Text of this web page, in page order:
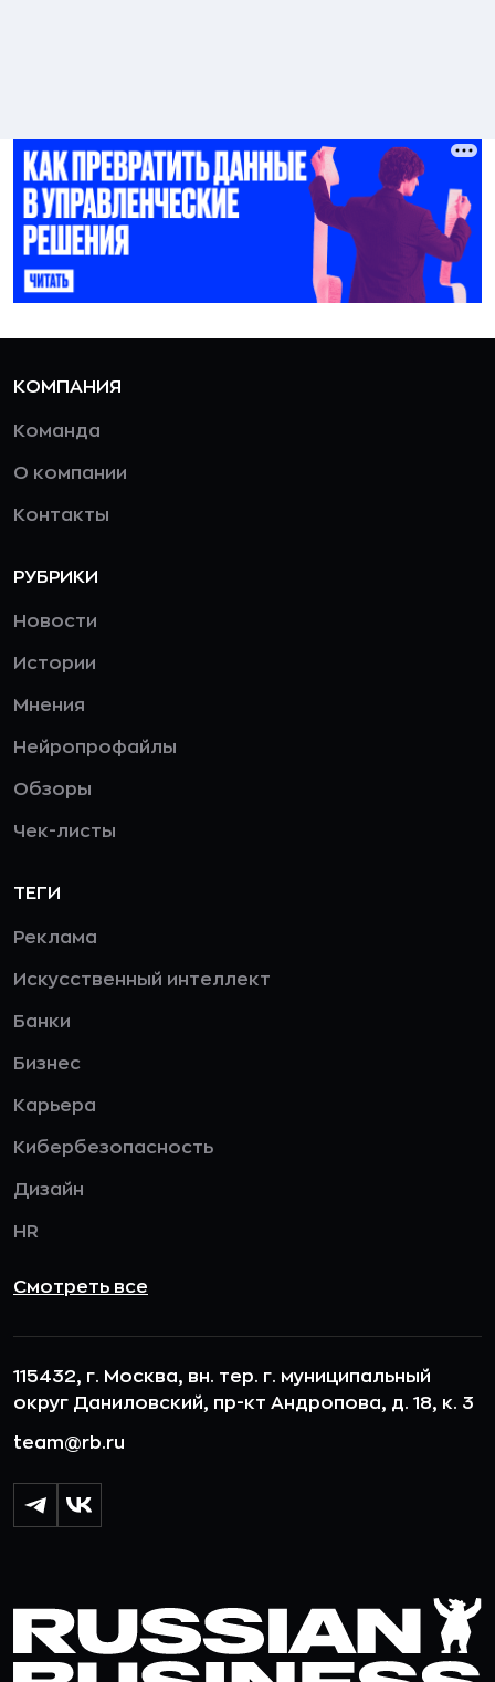
КОМПАНИЯ
Команда
О компании
Контакты
РУБРИКИ
Новости
Истории
Мнения
Нейропрофайлы
Обзоры
Чек-листы
ТЕГИ
Реклама
Искусственный интеллект
Банки
Бизнес
Карьера
Кибербезопасность
Дизайн
HR
Смотреть все
115432, г. Москва, вн. тер. г. муниципальный
округ Даниловский, пр-кт Андропова, д. 18, к. 3
team@rb.ru